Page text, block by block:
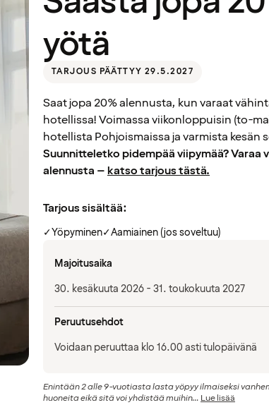
yötä
TARJOUS PÄÄTTYY 29.5.2027
Saat jopa 20% alennusta, kun varaat
hotellissa! Voimassa viikonloppuisin (to-
hotellista Pohjoismaissa ja varmista
Suunnitteletko pidempää viipymää? Varaa
alennusta – katso tarjous tästä.
Tarjous sisältää:
✓Yöpyminen✓Aamiainen (jos soveltuu)
Majoitusaika
30. kesäkuuta 2026 - 31. toukokuuta 2027
Peruutusehdot
Voidaan peruuttaa klo 16.00 asti tulopäivänä
Enintään 2 alle 9-vuotiasta lasta yöpyy ilmaiseksi
huoneita eikä sitä voi yhdistää muihin... Lue lisää